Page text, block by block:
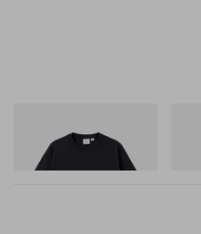
One Point Logo Tee
쇼핑하기